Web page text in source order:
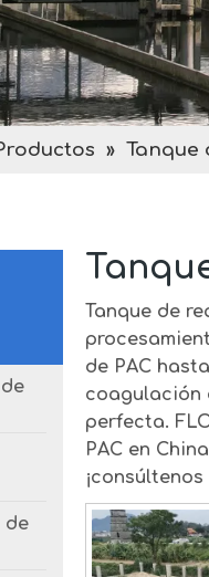
» Tanque
de
Tanque de
de PAC
coagulación
perfecta.
PAC en
¡consúltenos